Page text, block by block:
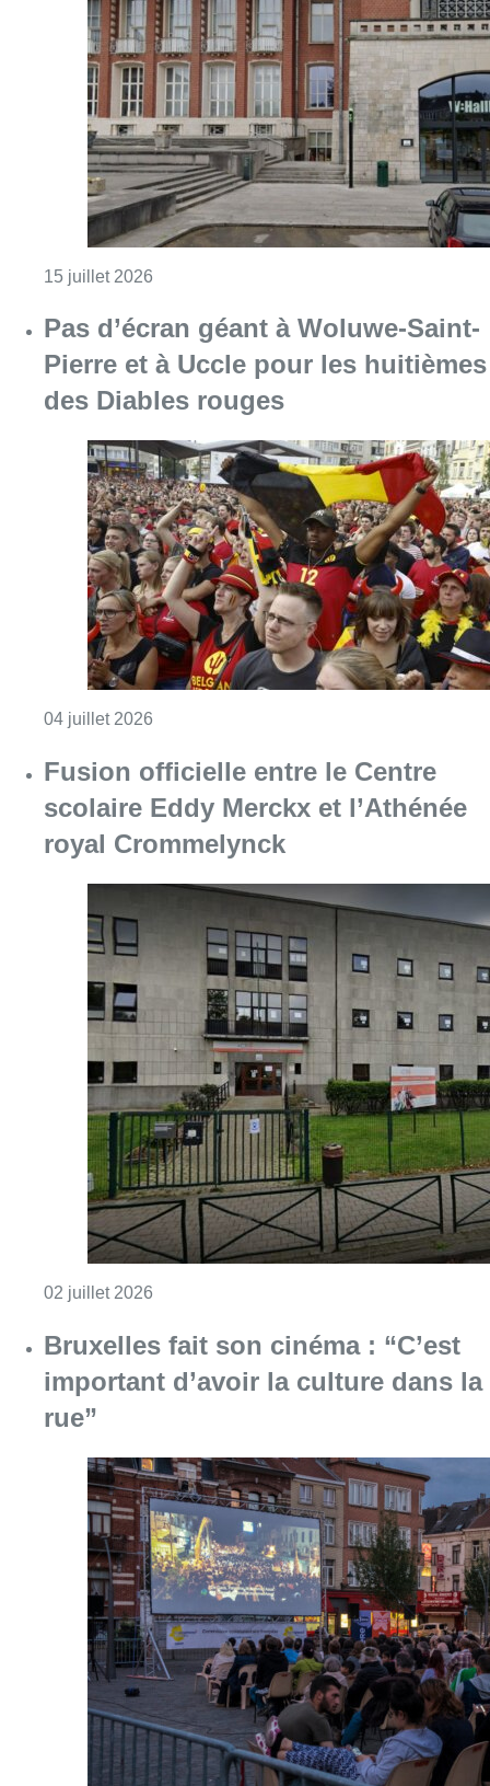
Pas d’écran géant à Woluwe-Saint-
Pierre et à Uccle pour les huitièmes
des Diables rouges
Fusion officielle entre le Centre
scolaire Eddy Merckx et l’Athénée
royal Crommelynck
02 juillet 2026 Consulter l'article "Fusion officielle entre
Bruxelles fait son cinéma : “C’est
important d’avoir la culture dans la
rue”
26 juin 2026 Consulter l'article "Bruxelles fait son cinéma
Partager l'article
Facebook
TwitterWhatsApp
Share
13 septembre 2019- 15h11
Fair-play
Panathlon